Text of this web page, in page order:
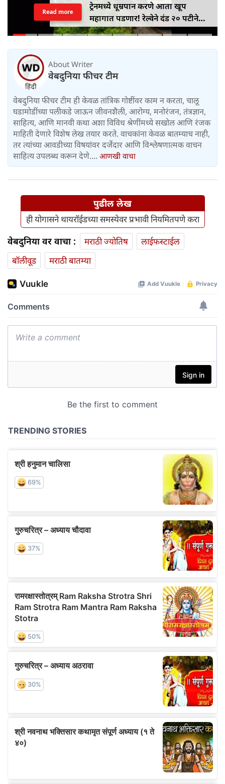
ट्रेनमध्ये धूम्रपान करणे आता खूप
महागात पडणार! रेल्वेने दंड २० पटीने
वाढवून ₹१०० वरून ₹२,००० केला
Read more
About Writer
वेबदुनिया फीचर टीम
वेबदुनिया फीचर टीम ही केवळ तांत्रिक गोष्टींवर काम न करता, चालू
घडामोडींच्या पलीकडे जाऊन जीवनशैली, आरोग्य, मनोरंजन, तंत्रज्ञान,
साहित्य, आणि मानवी कथा अशा विविध श्रेणींमध्ये सखोल आणि रंजक
माहिती देणारे विशेष लेख तयार करते. वाचकांना केवळ बातम्याच नाही,
तर त्यांच्या आवडीच्या विषयांवर दर्जेदार आणि विश्लेषणात्मक वाचन
साहित्य उपलब्ध करून देणे.... आणखी वाचा
पुढील लेख
ही योगासने थायरॉईडच्या समस्येवर प्रभावी नियमितपणे करा
वेबदुनिया वर वाचा : मराठी ज्योतिष
लाईफस्टाईल
बॉलीवूड
मराठी बातम्या